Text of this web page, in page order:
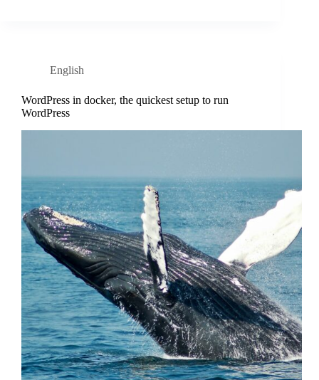
English
WordPress in docker, the quickest setup to run
WordPress